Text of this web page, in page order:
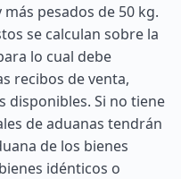
pesados de 50 kg.
se calculan sobre la
lo cual debe
recibos de venta,
disponibles. Si no tiene
de aduanas tendrán
de los bienes
idénticos o